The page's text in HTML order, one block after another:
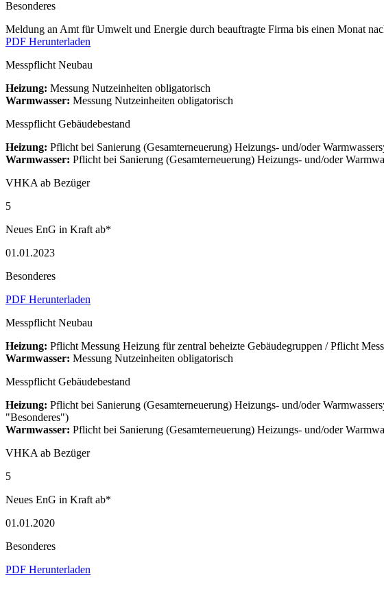
Besonderes
Meldung an Amt für Umwelt und Energie durch beauftragte Firma bis einen Monat
PDF Herunterladen
Messpflicht Neubau
Heizung: Messung Nutzeinheiten obligatorisch
Warmwasser: Messung Nutzeinheiten obligatorisch
Messpflicht Gebäudebestand
Heizung: Pflicht bei Sanierung (Gesamterneuerung) Heizungs- und/oder
Warmwasser: Pflicht bei Sanierung (Gesamterneuerung) Heizungs- und/oder
VHKA ab Bezüger
5
Neues EnG in Kraft ab*
01.01.2023
Besonderes
PDF Herunterladen
Messpflicht Neubau
Heizung: Pflicht Messung Heizung für zentral beheizte Gebäudegruppen / Pflicht
Warmwasser: Messung Nutzeinheiten obligatorisch
Messpflicht Gebäudebestand
Heizung: Pflicht bei Sanierung (Gesamterneuerung) Heizungs- und/oder
"Besonderes")
Warmwasser: Pflicht bei Sanierung (Gesamterneuerung) Heizungs- und/oder
VHKA ab Bezüger
5
Neues EnG in Kraft ab*
01.01.2020
Besonderes
PDF Herunterladen